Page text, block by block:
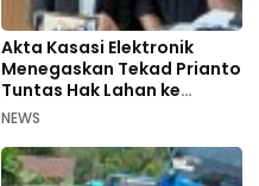
Akta Kasasi Elektronik
Menegaskan Tekad Prianto
Tuntas Hak Lahan ke
Mahkamah Agung
NEWS